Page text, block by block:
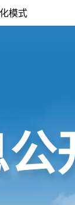
模式